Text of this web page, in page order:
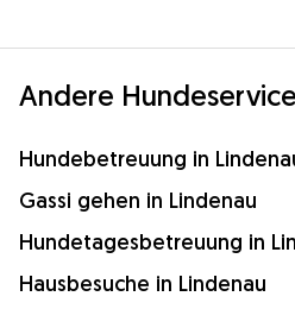
Andere
Hundebetreuung in
Gassi gehen in Lindenau
Hundetagesbetreuung in
Hausbesuche in Lindenau